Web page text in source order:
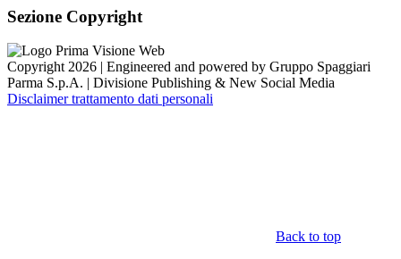
Sezione Copyright
Copyright 2026 | Engineered and powered by Gruppo Spaggiari
Parma S.p.A. | Divisione Publishing & New Social Media
Disclaimer trattamento dati personali
Back to top